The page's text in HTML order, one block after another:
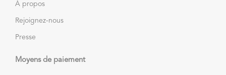
À propos
Rejoignez-nous
Presse
Moyens de paiement